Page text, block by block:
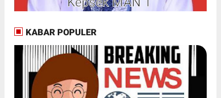
KABAR POPULER